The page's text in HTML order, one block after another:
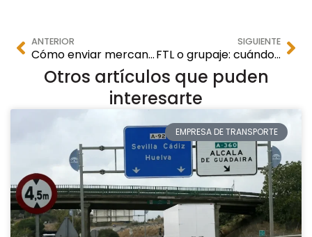
ANTERIOR
Cómo enviar mercancía a Alemania desde España: guía para empresas
SIGUIENTE
FTL o grupaje: cuándo le conviene cada opción a tu empresa
Otros artículos que puden
interesarte
EMPRESA DE TRANSPORTE